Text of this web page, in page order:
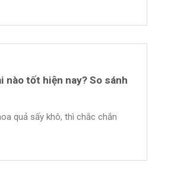
nào tốt hiện nay? So sánh
quả sấy khô, thì chắc chắn